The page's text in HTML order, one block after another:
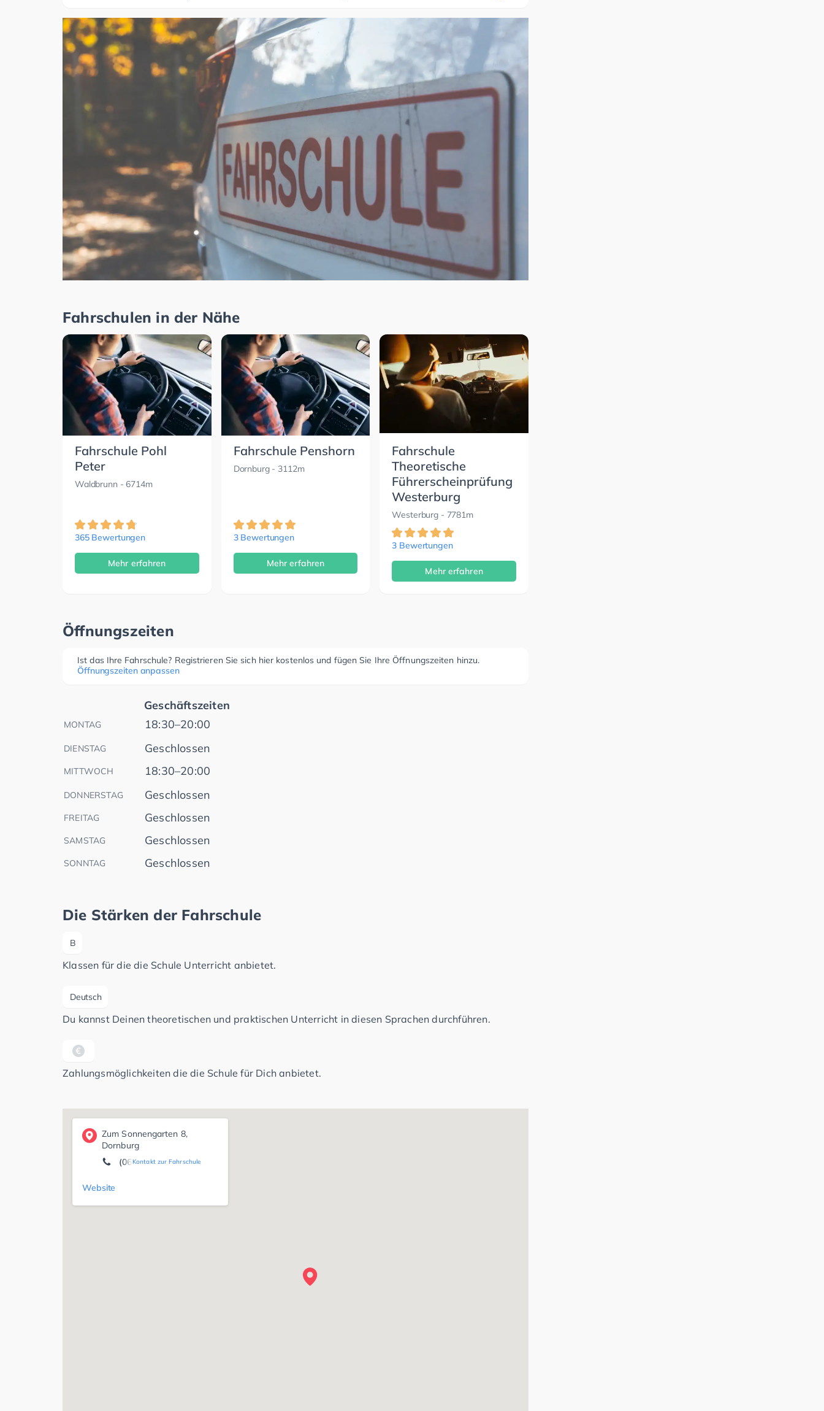
Fahrschulen in der Nähe
Fahrschule Pohl
Peter
Waldbrunn - 6714m
365 Bewertungen
Mehr erfahren
Fahrschule Penshorn
Dornburg- 3112m
3 Bewertungen
Mehr erfahren
Fahrschule
Theoretische
Führerscheinprüfung
Westerburg
Westerburg - 7781m
3 Bewertungen
Mehr erfahren
Öffnungszeiten
Ist das Ihre Fahrschule? Registrieren Sie sich hier kostenlos und fügen Sie Ihre Öffnungszeiten hinzu.
Öffnungszeiten anpassen
Geschäftszeiten
MONTAG 18:30–20:00
DIENSTAG Geschlossen
MITTWOCH 18:30–20:00
DONNERSTAG Geschlossen
FREITAG Geschlossen
SAMSTAG Geschlossen
SONNTAG Geschlossen
Die Stärken der Fahrschule
B
Klassen für die die Schule Unterricht anbietet.
Deutsch
Du kannst Deinen theoretischen und praktischen Unterricht in diesen Sprachen durchführen.
Zahlungsmöglichkeiten die die Schule für Dich anbietet.
Zum Sonnengarten 8,
Dornburg
Kontakt zur Fahrschule
(06436) 76 77
Website